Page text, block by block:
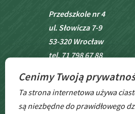
Przedszkole nr 4
ul. Słowicza 7-9
53-320 Wrocław
tel. 71 798 67 88
BIP
Cenimy Twoją
Ta strona internetowa używa
są niezbędne do prawidłowego